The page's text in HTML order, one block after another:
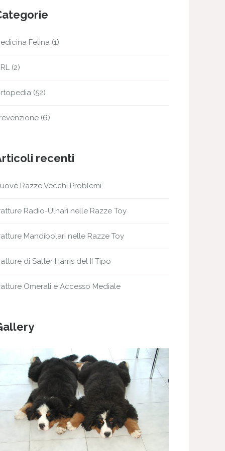
Felina (1)
(2)
(52)
(6)
recenti
Razze Vecchi Problemi
Radio-Ulnari nelle Razze Toy
Mandibolari nelle Razze Toy
di Salter Harris del II Tipo
Omerali e Accesso Mediale